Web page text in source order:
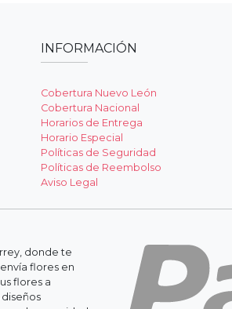
INFORMACIÓN
Cobertura Nuevo León
Cobertura Nacional
Horarios de Entrega
Horario Especial
Políticas de Seguridad
Políticas de Reembolso
Aviso Legal
donde te
flores en
flores a